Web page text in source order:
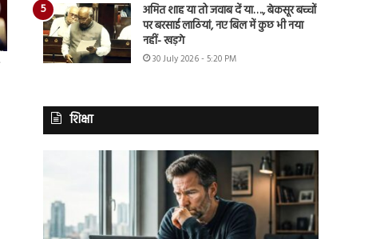
अमित शाह या तो जवाब दें या…., बेकसूर बच्चों
पर बरसाई लाठियां, नए बिल में कुछ भी नया
नहीं- खड़गे
30 July 2026 - 5:20 PM
शिक्षा